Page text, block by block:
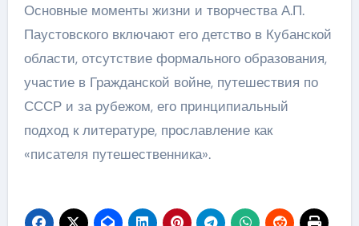
Основные моменты жизни и творчества А.П.
Паустовского включают его детство в Кубанской
области, отсутствие формального образования,
участие в Гражданской войне, путешествия по
СССР и за рубежом, его принципиальный
подход к литературе, прославление как
«писателя путешественника».